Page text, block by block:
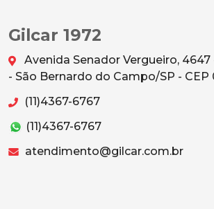
Gilcar 1972
Avenida Senador Vergueiro,
- São Bernardo do Campo/SP -
(11)4367-6767
(11)4367-6767
atendimento@gilcar.com.br